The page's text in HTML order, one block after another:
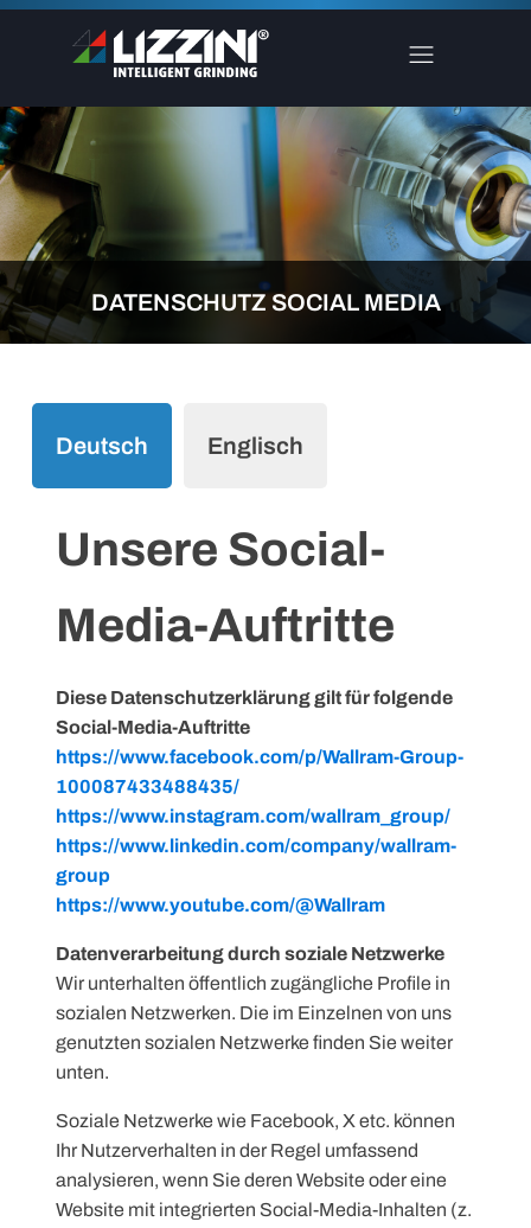
DATENSCHUTZ SOCIAL MEDIA
Deutsch Englisch
Unsere Social-
Media-Auftritte
Diese Datenschutzerklärung gilt für folgende
Social-Media-Auftritte
https://www.facebook.com/p/Wallram-Group-
100087433488435/
https://www.instagram.com/wallram_group/
https://www.linkedin.com/company/wallram-
group
https://www.youtube.com/@Wallram
Datenverarbeitung durch soziale Netzwerke
Wir unterhalten öffentlich zugängliche Profile in
sozialen Netzwerken. Die im Einzelnen von uns
genutzten sozialen Netzwerke finden Sie weiter
unten.
Soziale Netzwerke wie Facebook, X etc. können
Ihr Nutzerverhalten in der Regel umfassend
analysieren, wenn Sie deren Website oder eine
Website mit integrierten Social-Media-Inhalten (z.